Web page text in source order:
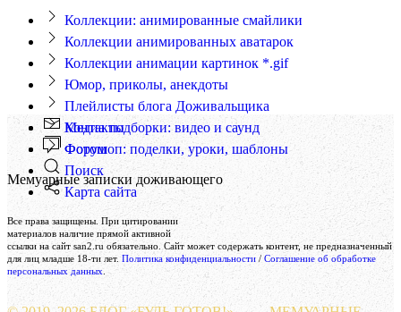
Коллекции: анимированные смайлики
Коллекции анимированных аватарок
Коллекции анимации картинок *.gif
Юмор, приколы, анекдоты
Плейлисты блога Доживальщика
Медиа подборки: видео и саунд
Фотошоп: поделки, уроки, шаблоны
Мемуарные записки доживающего
Контакты
Форум
Поиск
Карта сайта
Все права защищены. При цитировании
материалов наличие прямой активной
ссылки на сайт san2.ru обязательно. Сайт может содержать контент, не предназначенный
для лиц младше 18-ти лет. Политика конфиденциальности / Соглашение об обработке
персональных данных